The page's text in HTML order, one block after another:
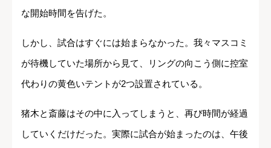
な開始時間を告げた。
しかし、試合はすぐには始まらなかった。我々マスコミ
が待機していた場所から見て、リングの向こう側に控室
代わりの黄色いテントが2つ設置されている。
猪木と斎藤はその中に入ってしまうと、再び時間が経過
していくだけだった。実際に試合が始まったのは、午後